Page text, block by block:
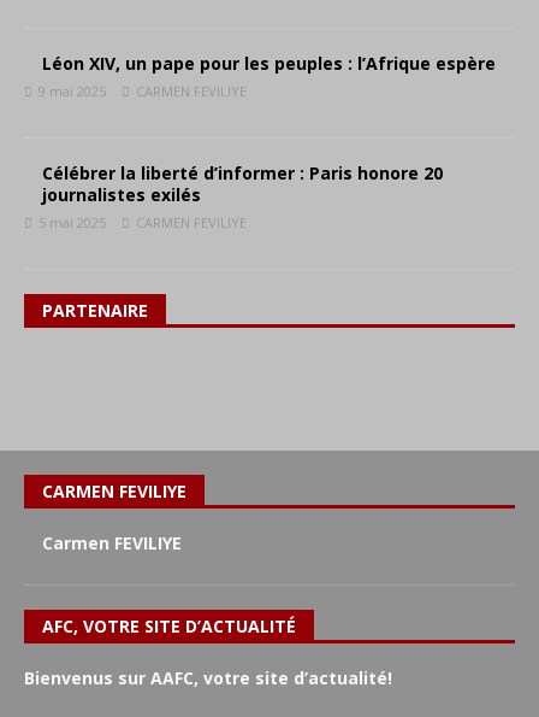
Léon XIV, un pape pour les peuples : l’Afrique espère
9 mai 2025 CARMEN FEVILIYE
Célébrer la liberté d’informer : Paris honore 20
journalistes exilés
5 mai 2025 CARMEN FEVILIYE
PARTENAIRE
CARMEN FEVILIYE
Carmen FEVILIYE
AFC, VOTRE SITE D’ACTUALITÉ
Bienvenus sur AAFC, votre site d’actualité!